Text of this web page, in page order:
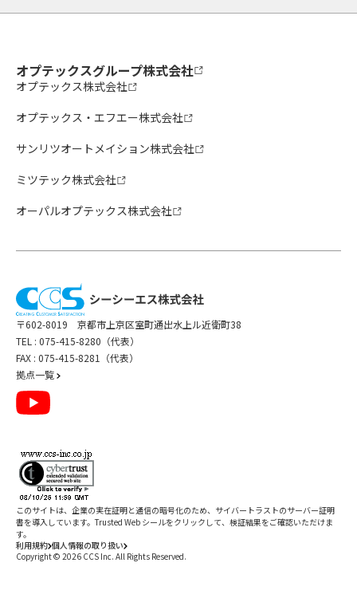
オプテックスグループ株式会社
オプテックス株式会社
オプテックス・エフエー株式会社
サンリツオートメイション株式会社
ミツテック株式会社
オーパルオプテックス株式会社
〒602-8019 京都市上京区室町通出水上ル近衛町38
TEL : 075-415-8280（代表）
FAX : 075-415-8281（代表）
拠点一覧
利用規約 個人情報の取り扱い
Copyright © 2026 CCS Inc. All Rights Reserved.
このサイトは、企業の実在証明と通信の暗号化のため、サイバートラストのサーバー証明
書を導入しています。Trusted Web シールをクリックして、検証結果をご確認いただけま
す。